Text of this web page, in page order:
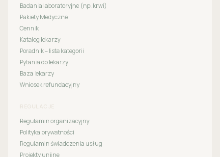
Badania laboratoryjne (np. krwi)
Pakiety Medyczne
Cennik
Katalog lekarzy
Poradnik – lista kategorii
Pytania do lekarzy
Baza lekarzy
Wniosek refundacyjny
REGULACJE
Regulamin organizacyjny
Polityka prywatności
Regulamin świadczenia usług
Projekty unijne